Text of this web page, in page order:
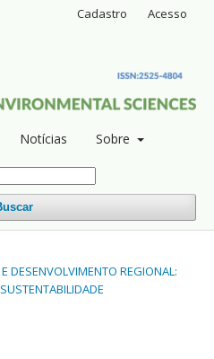
Notícias Sobre
Cadastro Acesso
DESENVOLVIMENTO REGIONAL: